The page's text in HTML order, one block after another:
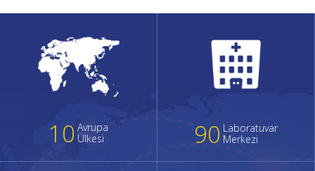
10 Avrupa
Ülkesi
90 Laboratuvar
Merkezi